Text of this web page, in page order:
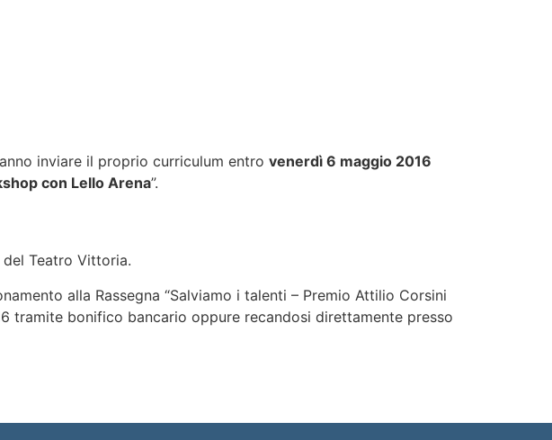
inviare il proprio curriculum entro venerdì 6 maggio 2016
con Lello Arena”.
Teatro Vittoria.
alla Rassegna “Salviamo i talenti – Premio Attilio Corsini
tramite bonifico bancario oppure recandosi direttamente presso